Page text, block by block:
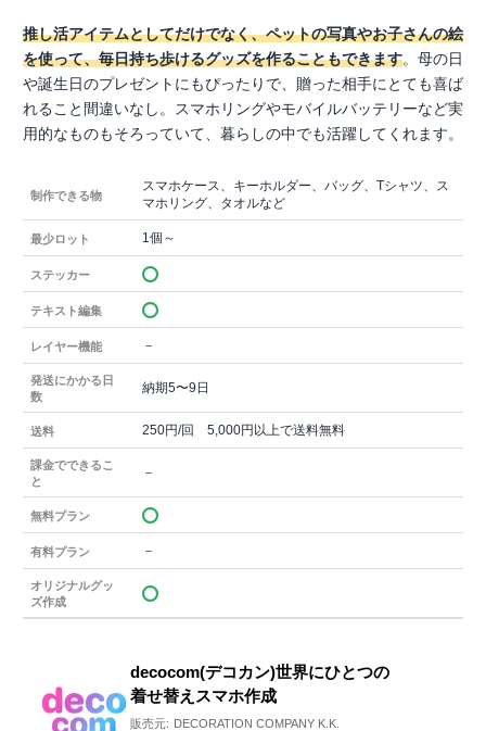
推し活アイテムとしてだけでなく、ペットの写真やお子さんの絵
を使って、毎日持ち歩けるグッズを作ることもできます。母の日
や誕生日のプレゼントにもぴったりで、贈った相手にとても喜ば
れること間違いなし。スマホリングやモバイルバッテリーなど実
用的なものもそろっていて、暮らしの中でも活躍してくれます。
制作できる物
スマホケース、キーホルダー、バッグ、Tシャツ、ス
マホリング、タオルなど
最少ロット 1個～
ステッカー
テキスト編集
レイヤー機能 －
発送にかかる日
数
納期5〜9日
送料 250円/回 5,000円以上で送料無料
課金でできるこ
と
－
無料プラン
有料プラン －
オリジナルグッ
ズ作成
decocom(デコカン)世界にひとつの
着せ替えスマホ作成
販売元: DECORATION COMPANY K.K.